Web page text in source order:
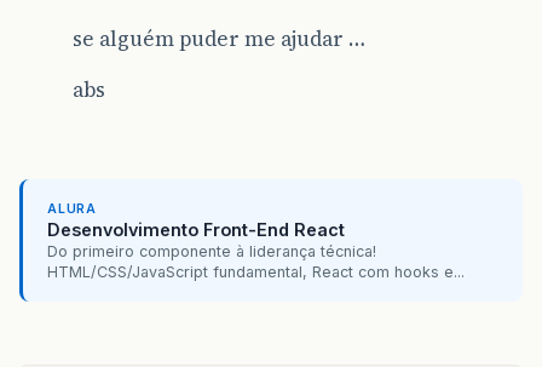
se alguém puder me ajudar …
abs
ALURA
Desenvolvimento Front-End React
Do primeiro componente à liderança técnica!
HTML/CSS/JavaScript fundamental, React com hooks e...